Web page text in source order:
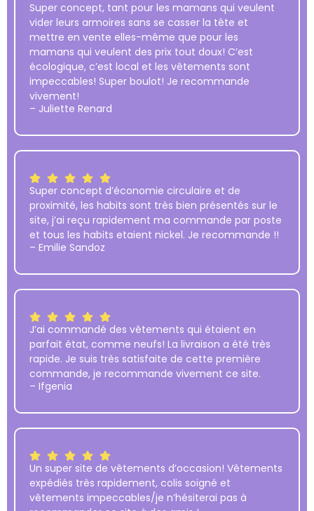
Super concept, tant pour les mamans qui veulent
vider leurs armoires sans se casser la tête et
mettre en vente elles-même que pour les
mamans qui veulent des prix tout doux! C’est
écologique, c’est local et les vêtements sont
impeccables! Super boulot! Je recommande
vivement!
– Juliette Renard
Super concept d’économie circulaire et de
proximité, les habits sont très bien présentés sur le
site, j’ai reçu rapidement ma commande par poste
et tous les habits etaient nickel. Je recommande !!
– Emilie Sandoz
J’ai commandé des vêtements qui étaient en
parfait état, comme neufs! La livraison a été très
rapide. Je suis très satisfaite de cette première
commande, je recommande vivement ce site.
– Ifgenia
Un super site de vêtements d’occasion! Vêtements
expédiés très rapidement, colis soigné et
vêtements impeccables/je n’hésiterai pas à